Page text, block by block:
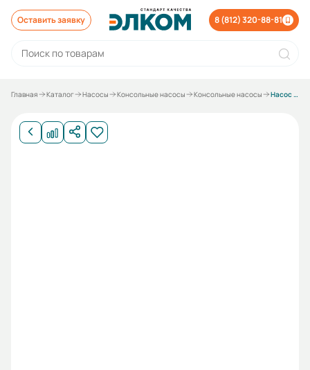
Оставить заявку 8 (812) 320-88-81
Главная Каталог Насосы Консольные насосы Консольные насосы Насос К 100-80-160 СД под 15 кВт без электродвигателя без рамы